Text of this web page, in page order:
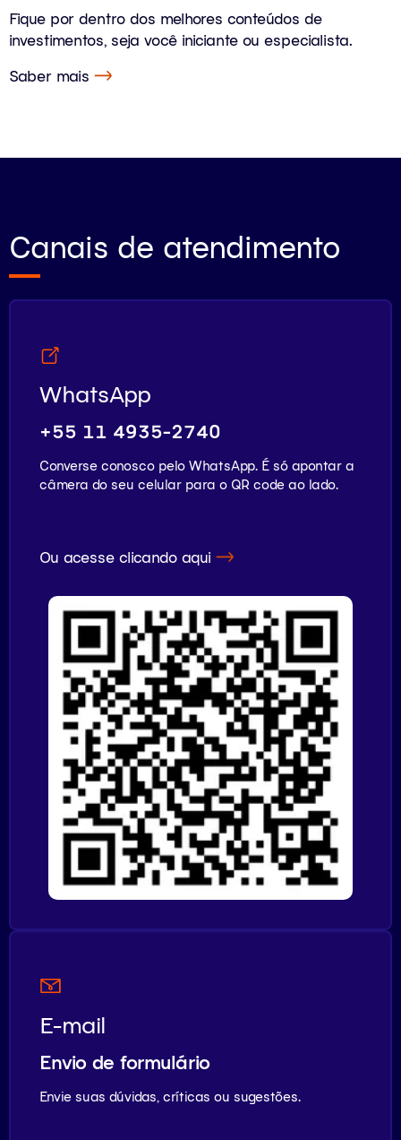
Fique por dentro dos melhores conteúdos de
investimentos, seja você iniciante ou especialista.
Saber mais
Canais de atendimento
WhatsApp
+55 11 4935-2740
Converse conosco pelo WhatsApp. É só apontar a
câmera do seu celular para o QR code ao lado.
Ou acesse clicando aqui
E-mail
Envio de formulário
Envie suas dúvidas, críticas ou sugestões.